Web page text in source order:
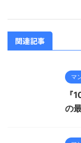
関連記事
マ
『
の